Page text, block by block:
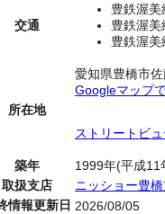
交通
豊鉄渥
豊鉄渥
豊鉄渥
所在地
愛知県豊橋市佐
Googleマップ
ストリートビ
築年
1999年(平成11
取扱支店
ニッショー豊
情報更新日 2026/08/05